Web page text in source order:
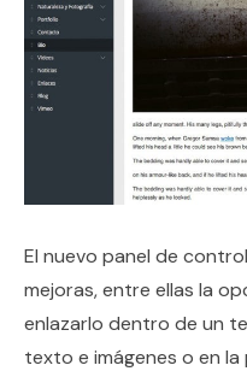
El nuevo panel de
mejoras, entre ellas la
enlazarlo dentro de un
texto e imágenes o en